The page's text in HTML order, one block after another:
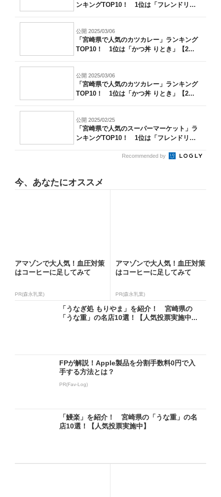
ンキングTOP10！ 1位は「フレンドリ
公開 2025/03/06
「宮崎県で人気のカツカレー」ランキング
TOP10！ 1位は「かつ丼 りとき」【2...
公開 2025/03/06
「宮崎県で人気のカツカレー」ランキング
TOP10！ 1位は「かつ丼 りとき」【2...
公開 2025/02/25
「宮崎県で人気のスーパーマーケット」ラ
ンキングTOP10！ 1位は「フレンドリ
Recommended by
今、あなたにオススメ
アマゾンで大人気！血圧対策
はコーヒーに足してみて
PR(森永乳業)
アマゾンで大人気！血圧対策
はコーヒーに足してみて
PR(森永乳業)
「うなぎ処 もりやま」を紹介！ 宮崎県の
「うな重」の名店10選！【人気投票実施中...
FPが解説！Apple製品を分割手数料0円で入
手する方法とは？
PR(Fav-Log)
「鰻楽」を紹介！ 宮崎県の「うな重」の名
店10選！【人気投票実施中】